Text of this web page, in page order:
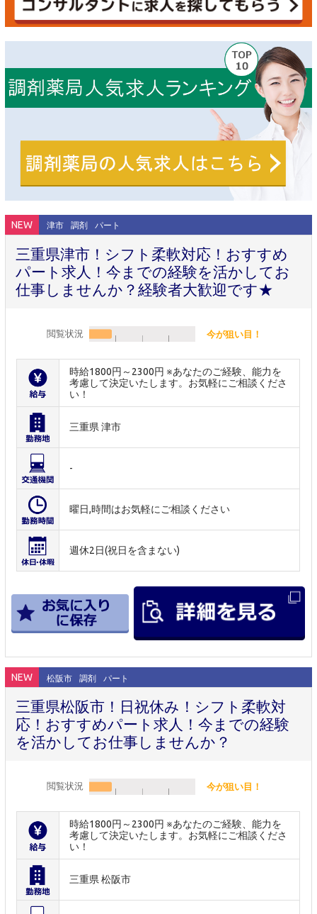
NEW 津市 調剤 パート
三重県津市！シフト柔軟対応！おすすめ
パート求人！今までの経験を活かしてお
仕事しませんか？経験者大歓迎です★
閲覧状況 今が狙い目！
時給1800円～2300円 ※あなたのご経験、能力を
考慮して決定いたします。お気軽にご相談くださ
い！
三重県 津市
-
曜日,時間はお気軽にご相談ください
週休2日(祝日を含まない)
NEW 松阪市 調剤 パート
三重県松阪市！日祝休み！シフト柔軟対
応！おすすめパート求人！今までの経験
を活かしてお仕事しませんか？
閲覧状況 今が狙い目！
時給1800円～2300円 ※あなたのご経験、能力を
考慮して決定いたします。お気軽にご相談くださ
い！
三重県 松阪市